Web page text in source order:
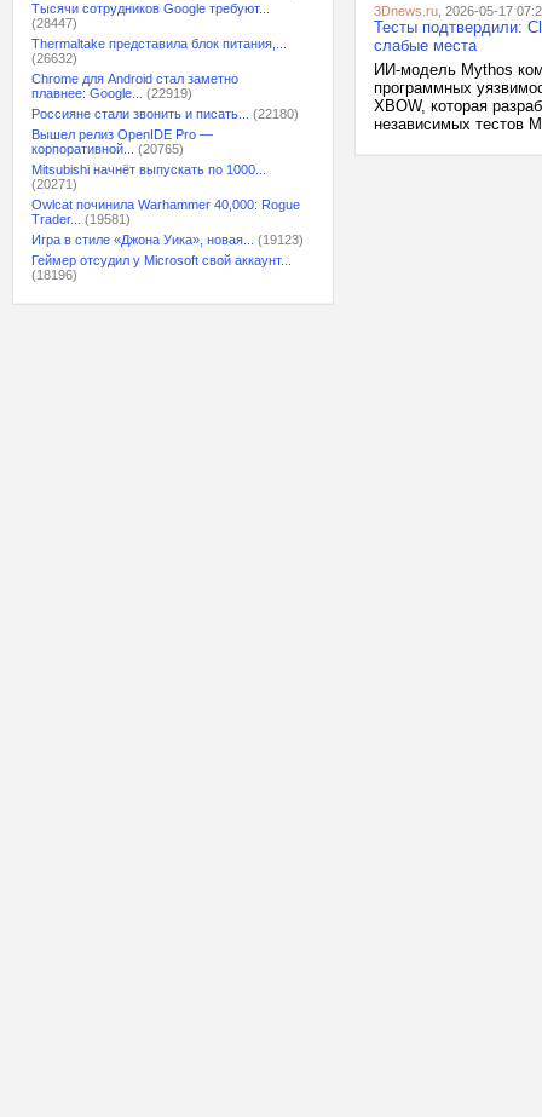
Тысячи сотрудников Google требуют...
(28447)
Thermaltake представила блок питания,...
(26632)
Chrome для Android стал заметно
плавнее: Google...
(22919)
Россияне стали звонить и писать...
(22180)
Вышел релиз OpenIDE Pro —
корпоративной...
(20765)
Mitsubishi начнёт выпускать по 1000...
(20271)
Owlcat починила Warhammer 40,000: Rogue
Trader...
(19581)
Игра в стиле «Джона Уика», новая...
(19123)
Геймер отсудил у Microsoft свой аккаунт...
(18196)
3Dnews.ru , 2026-05-17
Тесты подтвердили:
слабые места
ИИ-модель Mythos
программных
XBOW, которая
независимых тестов